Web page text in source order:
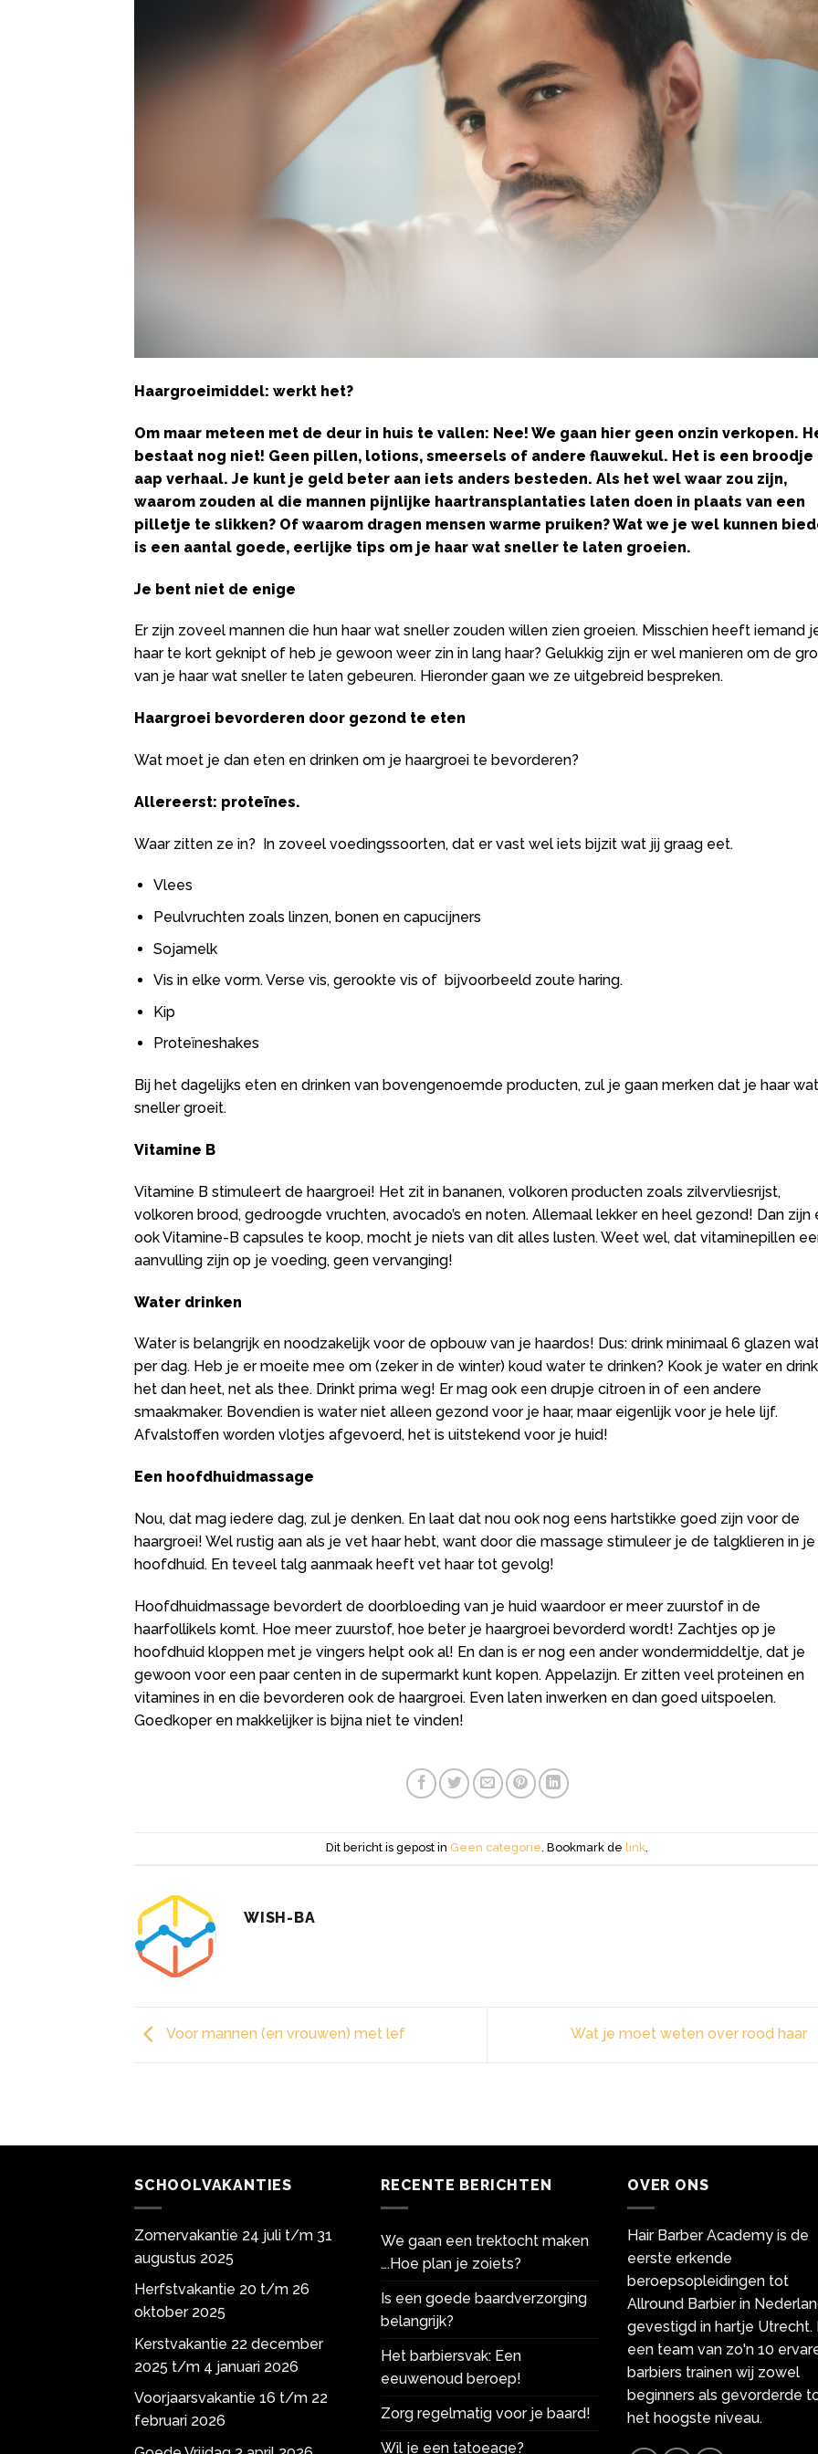
Haargroeimiddel: werkt het?
Om maar meteen met de deur in huis te vallen: Nee! We gaan hier geen onzin verkopen.
bestaat nog niet! Geen pillen, lotions, smeersels of andere flauwekul. Het is een broodje
aap verhaal. Je kunt je geld beter aan iets anders besteden. Als het wel waar zou zijn,
waarom zouden al die mannen pijnlijke haartransplantaties laten doen in plaats van een
pilletje te slikken? Of waarom dragen mensen warme pruiken? Wat we je wel kunnen
is een aantal goede, eerlijke tips om je haar wat sneller te laten groeien.
Je bent niet de enige
Er zijn zoveel mannen die hun haar wat sneller zouden willen zien groeien. Misschien heeft iemand
haar te kort geknipt of heb je gewoon weer zin in lang haar? Gelukkig zijn er wel manieren om de
van je haar wat sneller te laten gebeuren. Hieronder gaan we ze uitgebreid bespreken.
Haargroei bevorderen door gezond te eten
Wat moet je dan eten en drinken om je haargroei te bevorderen?
Allereerst: proteïnes.
Waar zitten ze in? In zoveel voedingssoorten, dat er vast wel iets bijzit wat jij graag eet.
Vlees
Peulvruchten zoals linzen, bonen en capucijners
Sojamelk
Vis in elke vorm. Verse vis, gerookte vis of bijvoorbeeld zoute haring.
Kip
Proteïneshakes
Bij het dagelijks eten en drinken van bovengenoemde producten, zul je gaan merken dat je haar wat
sneller groeit.
Vitamine B
Vitamine B stimuleert de haargroei! Het zit in bananen, volkoren producten zoals zilvervliesrijst,
volkoren brood, gedroogde vruchten, avocado’s en noten. Allemaal lekker en heel gezond! Dan zijn
ook Vitamine-B capsules te koop, mocht je niets van dit alles lusten. Weet wel, dat vitaminepillen
aanvulling zijn op je voeding, geen vervanging!
Water drinken
Water is belangrijk en noodzakelijk voor de opbouw van je haardos! Dus: drink minimaal 6 glazen
per dag. Heb je er moeite mee om (zeker in de winter) koud water te drinken? Kook je water en drink
het dan heet, net als thee. Drinkt prima weg! Er mag ook een drupje citroen in of een andere
smaakmaker. Bovendien is water niet alleen gezond voor je haar, maar eigenlijk voor je hele lijf.
Afvalstoffen worden vlotjes afgevoerd, het is uitstekend voor je huid!
Een hoofdhuidmassage
Nou, dat mag iedere dag, zul je denken. En laat dat nou ook nog eens hartstikke goed zijn voor de
haargroei! Wel rustig aan als je vet haar hebt, want door die massage stimuleer je de talgklieren in je
hoofdhuid. En teveel talg aanmaak heeft vet haar tot gevolg!
Hoofdhuidmassage bevordert de doorbloeding van je huid waardoor er meer zuurstof in de
haarfollikels komt. Hoe meer zuurstof, hoe beter je haargroei bevorderd wordt! Zachtjes op je
hoofdhuid kloppen met je vingers helpt ook al! En dan is er nog een ander wondermiddeltje, dat je
gewoon voor een paar centen in de supermarkt kunt kopen. Appelazijn. Er zitten veel proteinen en
vitamines in en die bevorderen ook de haargroei. Even laten inwerken en dan goed uitspoelen.
Goedkoper en makkelijker is bijna niet te vinden!
Dit bericht is gepost in Geen categorie. Bookmark de link.
WISH-BA
Voor mannen (en vrouwen) met lef Wat je moet weten over rood haar
SCHOOLVAKANTIES
Zomervakantie 24 juli t/m 31
augustus 2025
Herfstvakantie 20 t/m 26
oktober 2025
Kerstvakantie 22 december
2025 t/m 4 januari 2026
Voorjaarsvakantie 16 t/m 22
februari 2026
RECENTE BERICHTEN
We gaan een trektocht maken
….Hoe plan je zoiets?
Is een goede baardverzorging
belangrijk?
Het barbiersvak: Een
eeuwenoud beroep!
Zorg regelmatig voor je baard!
Wil je een tatoeage?
OVER ONS
Hair Barber Academy is de
eerste erkende
beroepsopleidingen tot
Allround Barbier in
gevestigd in hartje Utrecht.
een team van zo'n 10
barbiers trainen wij zowel
beginners als gevorderde
het hoogste niveau.